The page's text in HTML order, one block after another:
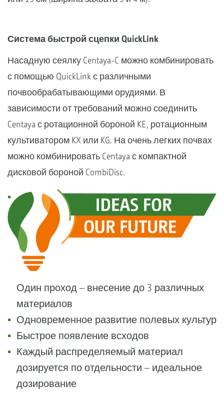
Система быстрой сцепки QuickLink
Насадную сеялку Centaya-C можно комбинировать
с помощью QuickLink с различными
почвообрабатывающими орудиями. В
зависимости от требований можно соединить
Centaya с ротационной бороной KE, ротационным
культиватором KX или KG. На очень легких почвах
можно комбинировать Centaya с компактной
дисковой бороной CombiDisc.
Один проход – внесение до 3 различных
материалов
Одновременное развитие полевых культур
Быстрое появление всходов
Каждый распределяемый материал
дозируется по отдельности – идеальное
дозирование